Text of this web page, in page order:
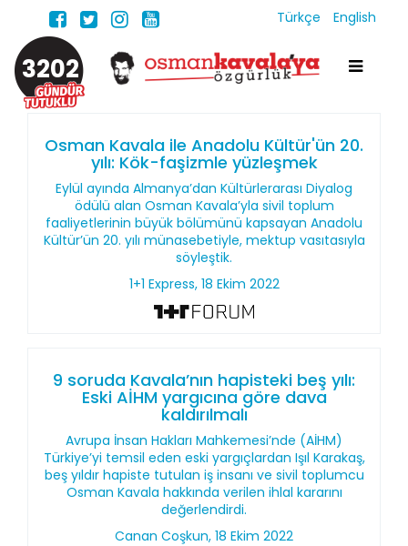
Türkçe English
3202
Osman Kavala ile Anadolu Kültür'ün 20.
yılı: Kök-faşizmle yüzleşmek
Eylül ayında Almanya’dan Kültürlerarası Diyalog
ödülü alan Osman Kavala’yla sivil toplum
faaliyetlerinin büyük bölümünü kapsayan Anadolu
Kültür’ün 20. yılı münasebetiyle, mektup vasıtasıyla
söyleştik.
1+1 Express, 18 Ekim 2022
9 soruda Kavala’nın hapisteki beş yılı:
Eski AİHM yargıcına göre dava
kaldırılmalı
Avrupa İnsan Hakları Mahkemesi’nde (AİHM)
Türkiye’yi temsil eden eski yargıçlardan Işıl Karakaş,
beş yıldır hapiste tutulan iş insanı ve sivil toplumcu
Osman Kavala hakkında verilen ihlal kararını
değerlendirdi.
Canan Coşkun, 18 Ekim 2022